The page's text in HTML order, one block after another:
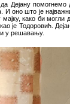
Дејану
оно што је
како би могли
је Тодоровић.
у решавању.